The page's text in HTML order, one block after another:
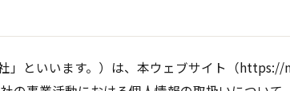
」といいます。）は、本ウェブサイト（